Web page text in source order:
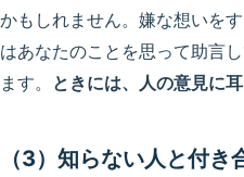
かもしれません。嫌な想いを
はあなたのことを思って助言
ます。
ときには、人の意見に
（3）知らない人と付